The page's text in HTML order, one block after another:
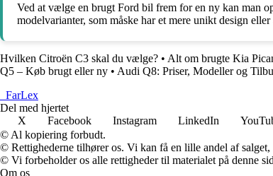
Ved at vælge en brugt Ford bil frem for en ny kan man
modelvarianter, som måske har et mere unikt design
Hvilken Citroën C3 skal du vælge? • Alt om brugte Kia
Q5 – Køb brugt eller ny • Audi Q8: Priser, Modeller og
FarLex
Del med hjertet
X
Facebook Instagram LinkedIn
© Al kopiering forbudt.
© Rettighederne tilhører os. Vi kan få en lille andel af
© Vi forbeholder os alle rettigheder til materialet på denne
Om os